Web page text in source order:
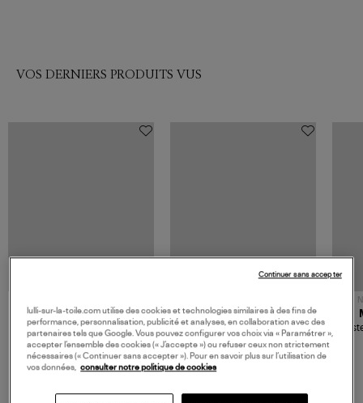
VOS DERNIERS PRODUITS VUS
480,00 €
JEROME DREYFUSS
Sac Bobi S Cuir Lamé
Champagne
189,00 €
TORAL
Mocassins Killian Sport
Mousse
lulli-sur-la-toile.com utilise des cookies et technologies similaires à des fins de
performance, personnalisation, publicité et analyses, en collaboration avec des
partenaires tels que Google. Vous pouvez configurer vos choix via « Paramétrer »,
accepter l’ensemble des cookies (« J’accepte ») ou refuser ceux non strictement
nécessaires (« Continuer sans accepter »). Pour en savoir plus sur l’utilisation de
vos données,
consulter notre politique de cookies
Continuer sans accepter